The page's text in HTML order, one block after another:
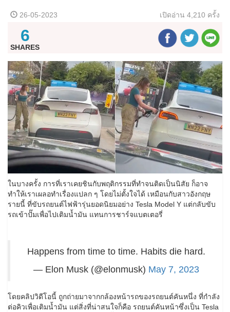
26-05-2023 เปิดอ่าน 4,210 ครั้ง
6
SHARES
ในบางครั้ง การที่เราเคยชินกับพฤติกรรมที่ทำจนติดเป็นนิสัย ก็อาจ
ทำให้เราเผลอทำเรื่องแปลก ๆ โดยไม่ตั้งใจได้ เหมือนกับสาวอังกฤษ
รายนี้ ที่ขับรถยนต์ไฟฟ้ารุ่นยอดนิยมอย่าง Tesla Model Y แต่กลับขับ
รถเข้าปั๊มเพื่อไปเติมน้ำมัน แทนการชาร์จแบตเตอรี่
Happens from time to time. Habits die hard.
— Elon Musk (@elonmusk) May 7, 2023
โดยคลิปวิดีโอนี้ ถูกถ่ายมาจากกล้องหน้ารถของรถยนต์คันหนึ่ง ที่กำลัง
ต่อคิวเพื่อเติมน้ำมัน แต่สิ่งที่น่าสนใจก็คือ รถยนต์คันหน้าซึ่งเป็น Tesla